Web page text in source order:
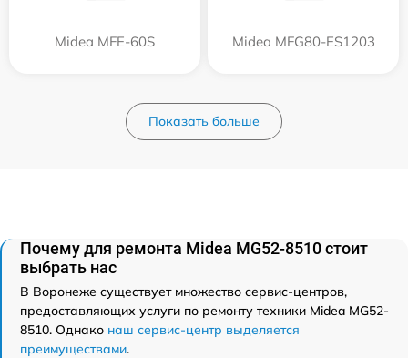
Midea MFE-60S Midea MFG80-ES1203
Показать больше
Почему для ремонта Midea MG52-8510 стоит
выбрать нас
В Воронеже существует множество сервис-центров,
предоставляющих услуги по ремонту техники Midea MG52-
8510. Однако наш сервис-центр выделяется
преимуществами.